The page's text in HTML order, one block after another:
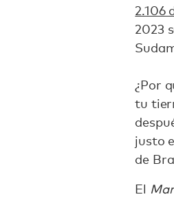
2.106
2023
¿Por
tu
justo
de
El